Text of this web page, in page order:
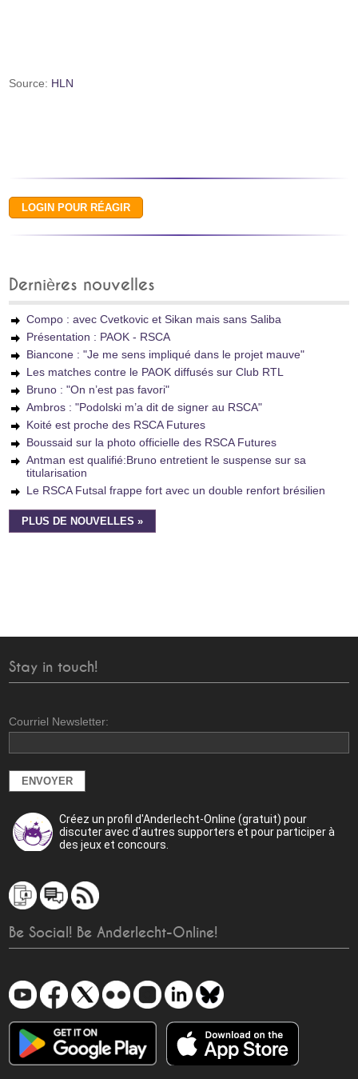
Source: HLN
Dernières nouvelles
Compo : avec Cvetkovic et Sikan mais sans Saliba
Présentation : PAOK - RSCA
Biancone : "Je me sens impliqué dans le projet mauve"
Les matches contre le PAOK diffusés sur Club RTL
Bruno : "On n’est pas favori"
Ambros : "Podolski m’a dit de signer au RSCA"
Koité est proche des RSCA Futures
Boussaid sur la photo officielle des RSCA Futures
Antman est qualifié:Bruno entretient le suspense sur sa
titularisation
Le RSCA Futsal frappe fort avec un double renfort brésilien
PLUS DE NOUVELLES »
Stay in touch!
Courriel Newsletter:
Créez un profil d'Anderlecht-Online (gratuit) pour
discuter avec d'autres supporters et pour participer à
des jeux et concours.
Be Social! Be Anderlecht-Online!